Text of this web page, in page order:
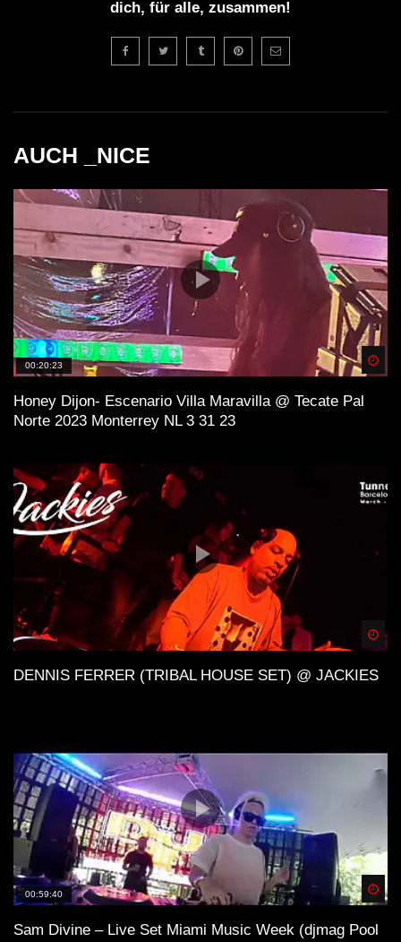
dich, für alle, zusammen!
AUCH _NICE
00:20:23
Honey Dijon- Escenario Villa Maravilla @ Tecate Pal
Norte 2023 Monterrey NL 3 31 23
DENNIS FERRER (TRIBAL HOUSE SET) @ JACKIES
00:59:40
Sam Divine – Live Set Miami Music Week (djmag Pool